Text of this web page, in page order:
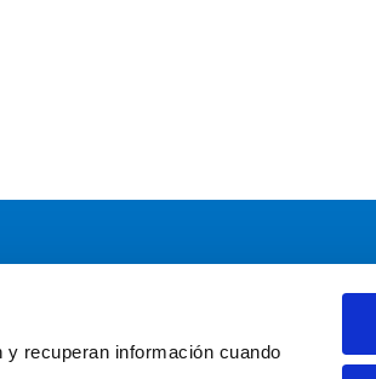
recuperan información cuando